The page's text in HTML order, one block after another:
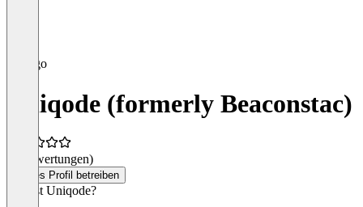
Uniqode (formerly Beaconstac)
(0 Bewertungen)
Dieses Profil betreiben
Was ist Uniqode?